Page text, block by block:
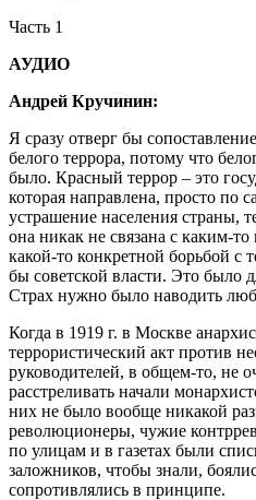
Часть 1
АУДИО
Андрей Кручинин:
Я сразу отверг бы
белого террора, потому что
было. Красный террор – это
которая направлена, просто по
устрашение населения страны,
она никак не связана с каким-
какой-то конкретной борьбой с
бы советской власти. Это было
Страх нужно было наводить
Когда в 1919 г. в Москве
террористический акт против
руководителей, в общем-то, не
расстреливать начали
них не было вообще никакой
революционеры, чужие
по улицам и в газетах были
заложников, чтобы знали,
сопротивлялись в принципе.